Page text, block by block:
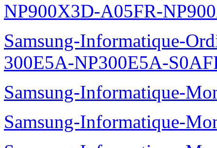
NP900X3D-A05FR-
Samsung-Informatique-
300E5A-NP300E5A-
Samsung-Informatique-
Samsung-Informatique-